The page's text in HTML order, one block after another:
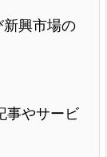
興市場の
事やサービ